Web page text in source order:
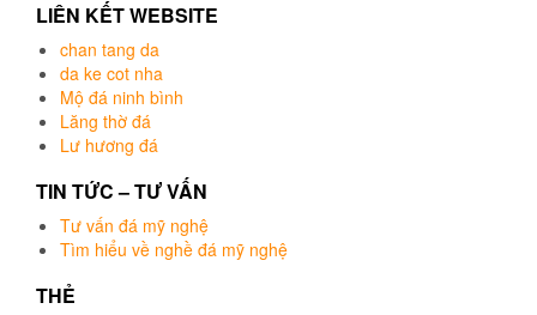
LIÊN KẾT WEBSITE
chan tang da
da ke cot nha
Mộ đá ninh bình
Lăng thờ đá
Lư hương đá
TIN TỨC – TƯ VẤN
Tư vấn đá mỹ nghệ
Tìm hiểu về nghề đá mỹ nghệ
THẺ